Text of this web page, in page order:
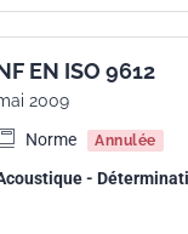
Bruit du
1 - septembre
EN ISO 9612
2009
Norme
Annulée
-